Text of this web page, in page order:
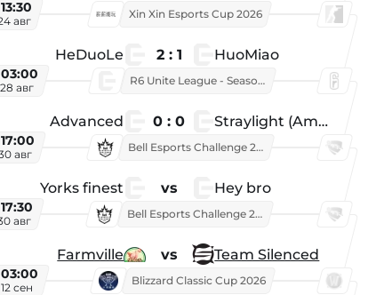
13:30
авг
Xin Xin Esports Cup 2026
HeDuoLe 2 : 1 HuoMiao
03:00
28 авг
R6 Unite League - Season 1
Advanced 0 : 0 Straylight (American team)
17:00
авг
Bell Esports Challenge 2026
Yorks finest vs Hey bro
17:30
авг
Bell Esports Challenge 2026
Farmville vs Team Silenced
03:00
12 сен
Blizzard Classic Cup 2026